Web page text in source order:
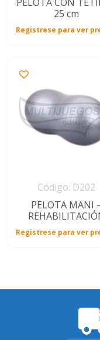
25 cm
Registrese para ver
Código: D202
PELOTA MANI
Registrese para ver